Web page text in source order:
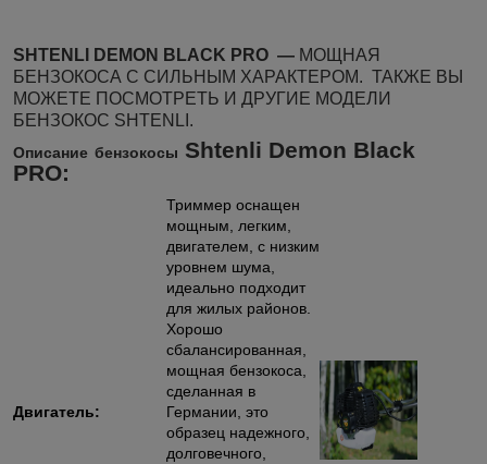
SHTENLI DEMON BLACK PRO ― МОЩНАЯ
БЕНЗОКОСА С СИЛЬНЫМ ХАРАКТЕРОМ.
ТАКЖЕ ВЫ
МОЖЕТЕ ПОСМОТРЕТЬ И ДРУГИЕ МОДЕЛИ
БЕНЗОКОС SHTENLI.
Описание бензокосы Shtenli Demon Black
PRO:
Двигатель:
Триммер оснащен
мощным, легким,
двигателем, с низким
уровнем шума,
идеально подходит
для жилых районов.
Хорошо
сбалансированная,
мощная бензокоса,
сделанная в
Германии, это
образец надежного,
долговечного,